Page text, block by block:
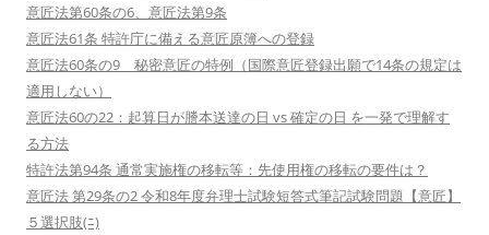
意匠法第60条の6、意匠法第9条
意匠法61条 特許庁に備える意匠原簿への登録
意匠法60条の9 秘密意匠の特例（国際意匠登録出願で14条の規定は
適用しない）
意匠法60の22：起算日が謄本送達の日 vs 確定の日 を一発で理解す
る方法
特許法第94条 通常実施権の移転等：先使用権の移転の要件は？
意匠法 第29条の2 令和8年度弁理士試験短答式筆記試験問題【意匠】
５選択肢(ﾆ)